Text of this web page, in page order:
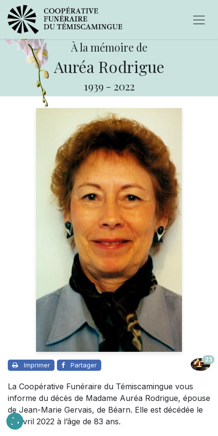
À la mémoire de
Auréa Rodrigue
1939 - 2022
Imprimer Partager
23
La Coopérative Funéraire du Témiscamingue vous
informe du décès de Madame Auréa Rodrigue, épouse
de Jean-Marie Gervais, de Béarn. Elle est décédée le
18 avril 2022 à l’âge de 83 ans.